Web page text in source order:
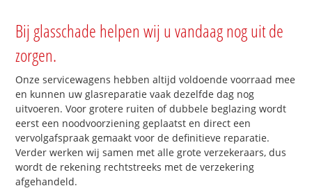
Bij glasschade helpen wij u vandaag nog uit de
zorgen.
Onze servicewagens hebben altijd voldoende voorraad mee
en kunnen uw glasreparatie vaak dezelfde dag nog
uitvoeren. Voor grotere ruiten of dubbele beglazing wordt
eerst een noodvoorziening geplaatst en direct een
vervolgafspraak gemaakt voor de definitieve reparatie.
Verder werken wij samen met alle grote verzekeraars, dus
wordt de rekening rechtstreeks met de verzekering
afgehandeld.